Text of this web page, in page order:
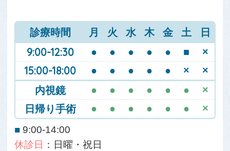
■ 9:00-14:00
休診日 ：日曜・祝日
診療時間 月 火 水 木 金 土 日
9:00-12:30 ● ● ● ● ● ■ ×
15:00-18:00 ● ● ● ● ● × ×
内視鏡 ● ● ● ● ● ● ×
日帰り手術 ● ● ● ● ● ● ×